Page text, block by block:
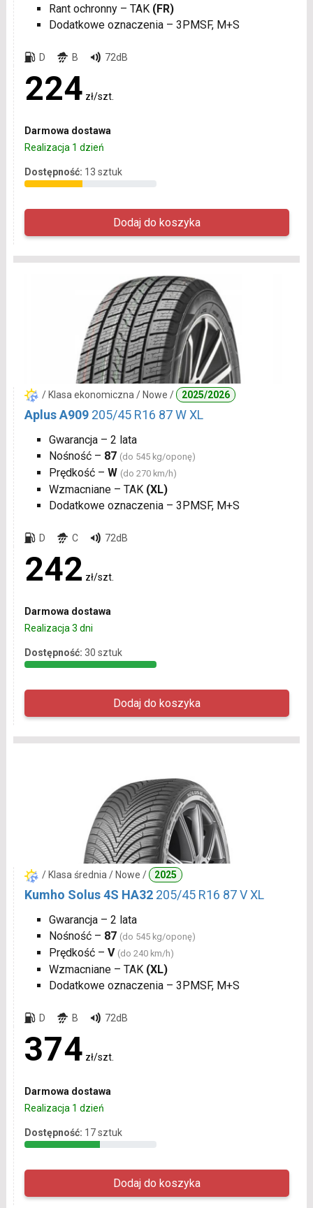
Rant ochronny – TAK (FR)
Dodatkowe oznaczenia – 3PMSF, M+S
D B 72dB
224 zł/szt.
Darmowa dostawa
Realizacja 1 dzień
Dostępność: 13 sztuk
/ Klasa ekonomiczna / Nowe / 2025/2026
Aplus A909 205/45 R16 87 W XL
Gwarancja – 2 lata
Nośność – 87 (do 545 kg/oponę)
Prędkość – W (do 270 km/h)
Wzmacniane – TAK (XL)
Dodatkowe oznaczenia – 3PMSF, M+S
D C 72dB
242 zł/szt.
Darmowa dostawa
Realizacja 3 dni
Dostępność: 30 sztuk
/ Klasa średnia / Nowe / 2025
Kumho Solus 4S HA32 205/45 R16 87 V XL
Gwarancja – 2 lata
Nośność – 87 (do 545 kg/oponę)
Prędkość – V (do 240 km/h)
Wzmacniane – TAK (XL)
Dodatkowe oznaczenia – 3PMSF, M+S
D B 72dB
374 zł/szt.
Darmowa dostawa
Realizacja 1 dzień
Dostępność: 17 sztuk